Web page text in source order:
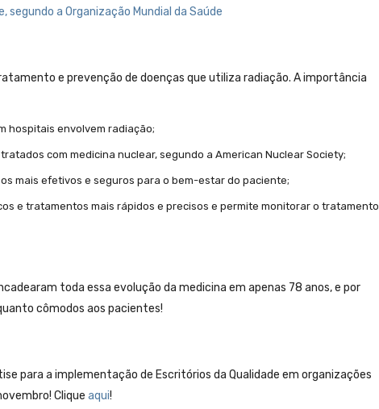
a Organização Mundial da Saúde
e prevenção de doenças que utiliza radiação. A importância
hospitais envolvem radiação;
com medicina nuclear, segundo a American Nuclear Society;
mais efetivos e seguros para o bem-estar do paciente;
e tratamentos mais rápidos e precisos e permite monitorar o tratamento
toda essa evolução da medicina em apenas 78 anos, e por
cômodos aos pacientes!
para a implementação de Escritórios da Qualidade em organizações
Clique aqui!